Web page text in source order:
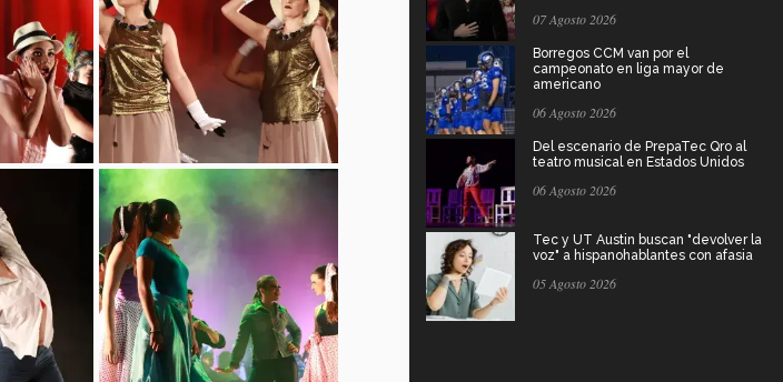
07 Agosto 2026
Borregos CCM van por el
campeonato en liga mayor de
americano
06 Agosto 2026
Del escenario de PrepaTec Qro al
teatro musical en Estados Unidos
06 Agosto 2026
Tec y UT Austin buscan "devolver la
voz" a hispanohablantes con afasia
05 Agosto 2026